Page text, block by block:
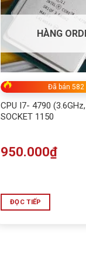
HÀNG
Đã bán 582
CPU I7- 4790
SOCKET 1150
950.000₫
ĐỌC TIẾP